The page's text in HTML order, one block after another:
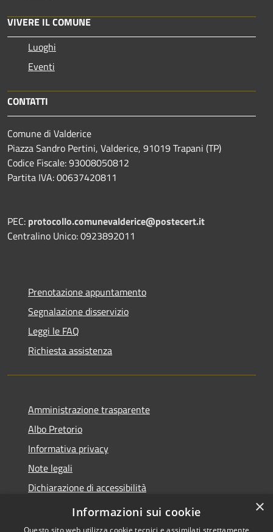
VIVERE IL COMUNE
Luoghi
Eventi
CONTATTI
Comune di Valderice
Piazza Sandro Pertini, Valderice, 91019 Trapani (TP)
Codice Fiscale: 93008050812
Partita IVA: 00637420811
PEC: protocollo.comunevalderice@postecert.it
Centralino Unico: 0923892011
Prenotazione appuntamento
Segnalazione disservizio
Leggi le FAQ
Richiesta assistenza
Amministrazione trasparente
Albo Pretorio
Informativa privacy
Note legali
Dichiarazione di accessibilità
Informativa Privacy Videosorveglianza
×
Informazioni sui cookie
Questo sito web utilizza cookie tecnici e assimilati strettamente